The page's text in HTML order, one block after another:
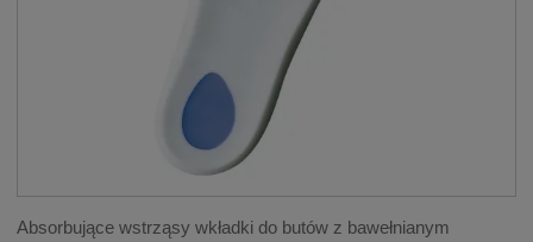
Absorbujące wstrząsy wkładki do butów z bawełnianym